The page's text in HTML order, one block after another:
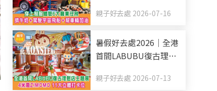
+幫車輛加油
親子好去處 2026-07-16
暑假好去處2026｜全港
首間LABUBU復古理髮
ZIMOMO 11大立體打卡
親子好去處 2026-07-13